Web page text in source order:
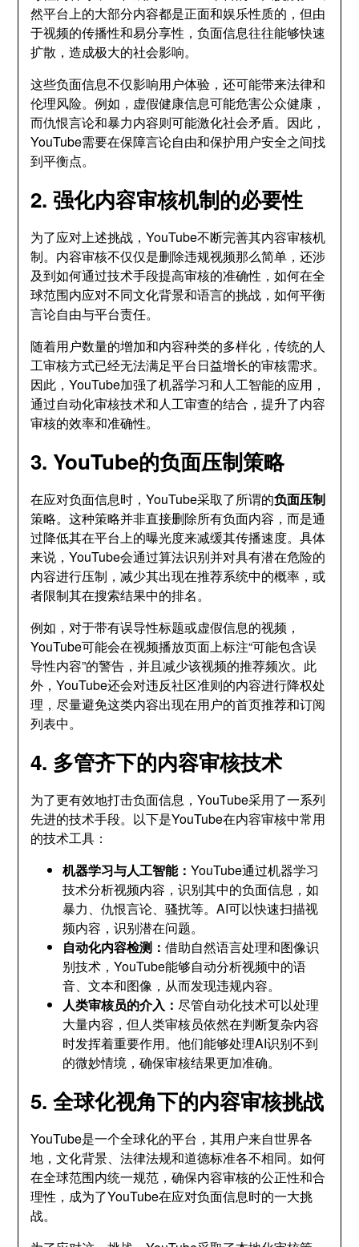
然平台上的大部分内容都是正面和娱乐性质的，但由
于视频的传播性和易分享性，负面信息往往能够快速
扩散，造成极大的社会影响。
这些负面信息不仅影响用户体验，还可能带来法律和
伦理风险。例如，虚假健康信息可能危害公众健康，
而仇恨言论和暴力内容则可能激化社会矛盾。因此，
YouTube需要在保障言论自由和保护用户安全之间找
到平衡点。
2. 强化内容审核机制的必要性
为了应对上述挑战，YouTube不断完善其内容审核机
制。内容审核不仅仅是删除违规视频那么简单，还涉
及到如何通过技术手段提高审核的准确性，如何在全
球范围内应对不同文化背景和语言的挑战，如何平衡
言论自由与平台责任。
随着用户数量的增加和内容种类的多样化，传统的人
工审核方式已经无法满足平台日益增长的审核需求。
因此，YouTube加强了机器学习和人工智能的应用，
通过自动化审核技术和人工审查的结合，提升了内容
审核的效率和准确性。
3. YouTube的负面压制策略
在应对负面信息时，YouTube采取了所谓的负面压制
策略。这种策略并非直接删除所有负面内容，而是通
过降低其在平台上的曝光度来减缓其传播速度。具体
来说，YouTube会通过算法识别并对具有潜在危险的
内容进行压制，减少其出现在推荐系统中的概率，或
者限制其在搜索结果中的排名。
例如，对于带有误导性标题或虚假信息的视频，
YouTube可能会在视频播放页面上标注“可能包含误
导性内容”的警告，并且减少该视频的推荐频次。此
外，YouTube还会对违反社区准则的内容进行降权处
理，尽量避免这类内容出现在用户的首页推荐和订阅
列表中。
4. 多管齐下的内容审核技术
为了更有效地打击负面信息，YouTube采用了一系列
先进的技术手段。以下是YouTube在内容审核中常用
的技术工具：
机器学习与人工智能：YouTube通过机器学习
技术分析视频内容，识别其中的负面信息，如
暴力、仇恨言论、骚扰等。AI可以快速扫描视
频内容，识别潜在问题。
自动化内容检测：借助自然语言处理和图像识
别技术，YouTube能够自动分析视频中的语
音、文本和图像，从而发现违规内容。
人类审核员的介入：尽管自动化技术可以处理
大量内容，但人类审核员依然在判断复杂内容
时发挥着重要作用。他们能够处理AI识别不到
的微妙情境，确保审核结果更加准确。
5. 全球化视角下的内容审核挑战
YouTube是一个全球化的平台，其用户来自世界各
地，文化背景、法律法规和道德标准各不相同。如何
在全球范围内统一规范，确保内容审核的公正性和合
理性，成为了YouTube在应对负面信息时的一大挑
战。